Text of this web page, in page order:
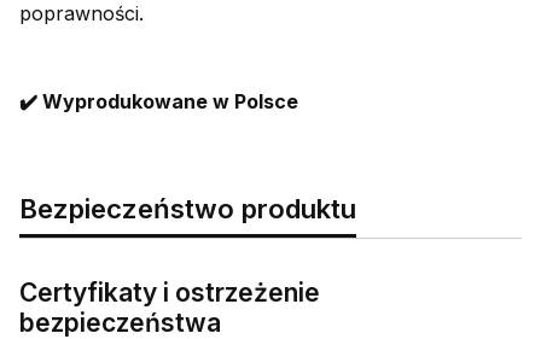
poprawności.
✔️ Wyprodukowane w Polsce
Bezpieczeństwo produktu
Certyfikaty i ostrzeżenie
bezpieczeństwa